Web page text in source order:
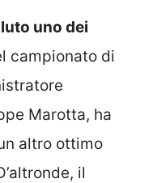
uno dei
campionato di
Marotta, ha
altro ottimo
il